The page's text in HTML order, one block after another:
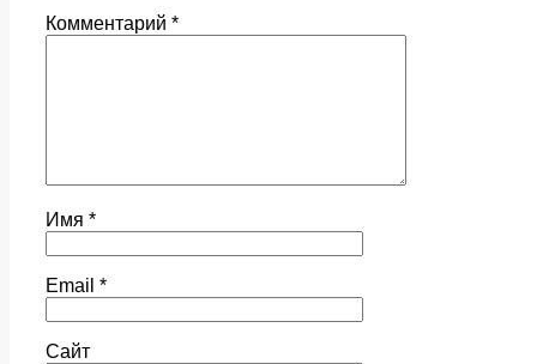
Комментарий *
Имя *
Email *
Сайт